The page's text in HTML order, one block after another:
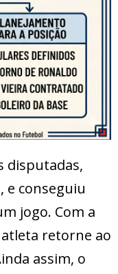
disputadas,
e conseguiu
jogo. Com a
atleta retorne ao
assim, o